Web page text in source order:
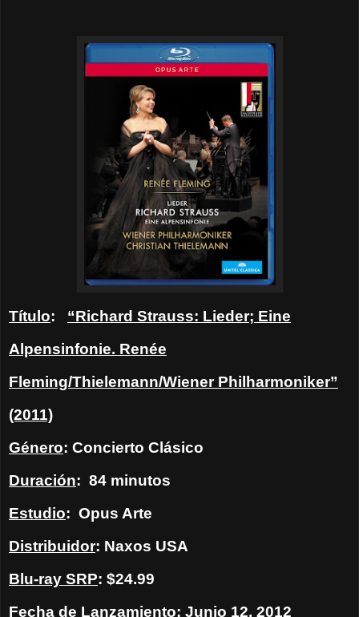
Título: “Richard Strauss: Lieder; Eine
Alpensinfonie. Renée
Fleming/Thielemann/Wiener Philharmoniker”
(2011)
Género: Concierto Clásico
Duración: 84 minutos
Estudio: Opus Arte
Distribuidor: Naxos USA
Blu-ray SRP: $24.99
Fecha de Lanzamiento: Junio 12, 2012